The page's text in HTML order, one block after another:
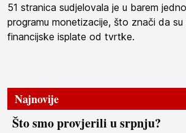
51 stranica sudjelovala je u barem
programu monetizacije, što znači da
financijske isplate od tvrtke.
Najnovije
Što smo provjerili u srpnju?